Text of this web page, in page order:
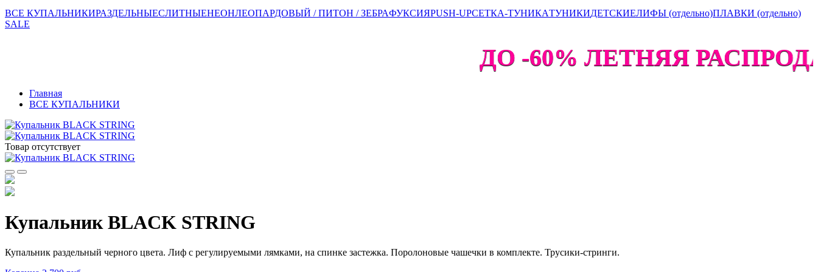
ВСЕ КУПАЛЬНИКИРАЗДЕЛЬНЫЕСЛИТНЫЕНЕОНЛЕОПАРДОВЫЙ / ПИТОН / ЗЕБРАФУКСИЯPUSH-UPСЕТКА-ТУНИКАТУНИКИДЕТСКИЕЛИФЫ (отдельно)ПЛАВКИ (отдельно)
SALE
ДО -60% ЛЕТНЯЯ
Главная
ВСЕ КУПАЛЬНИКИ
Товар отсутствует
Купальник BLACK STRING
Купальник раздельный черного цвета. Лиф с регулируемыми лямками, на спинке застежка. Поролоновые чашечки в комплекте. Трусики-стринги.